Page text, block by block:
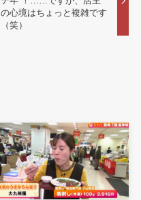
の心境はちょっと複雑です
（笑）